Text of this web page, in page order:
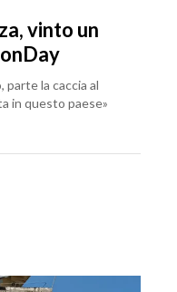
vinto un
parte la caccia al
in questo paese»